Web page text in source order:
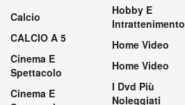
Calcio
CALCIO A 5
Cinema E
Spettacolo
Cinema E
Hobby E
Intrattenimento
Home Video
Home Video
I Dvd Più
Noleggiati